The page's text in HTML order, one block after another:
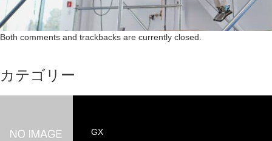
Both comments and trackbacks are currently closed.
カテゴリー
GX